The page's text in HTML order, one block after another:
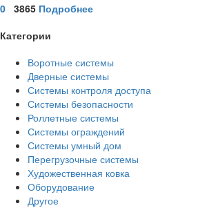
0 3865 Подробнее
Категории
Воротные системы
Дверные системы
Системы контроля доступа
Системы безопасности
Роллетные системы
Системы ограждений
Системы умный дом
Перегрузочные системы
Художественная ковка
Оборудование
Другое